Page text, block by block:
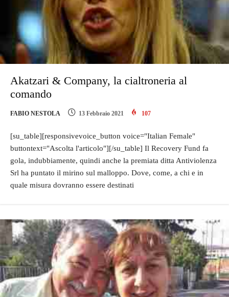
Akatzari & Company, la cialtroneria al
comando
FABIO NESTOLA 13 Febbraio 2021 107
[su_table][responsivevoice_button voice="Italian Female"
buttontext="Ascolta l'articolo"][/su_table] Il Recovery Fund fa
gola, indubbiamente, quindi anche la premiata ditta Antiviolenza
Srl ha puntato il mirino sul malloppo. Dove, come, a chi e in
quale misura dovranno essere destinati